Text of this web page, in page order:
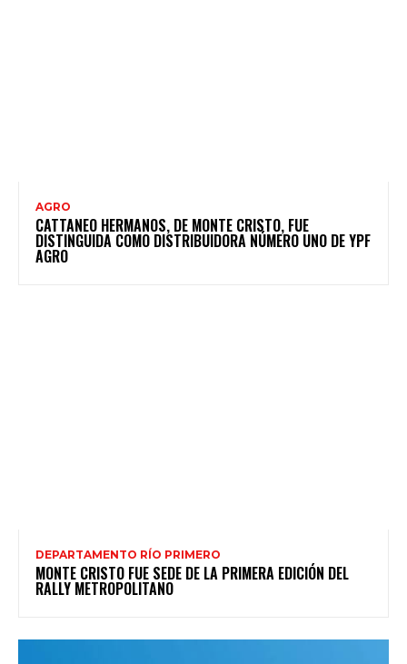
AGRO
CATTANEO HERMANOS, DE MONTE CRISTO, FUE
DISTINGUIDA COMO DISTRIBUIDORA NÚMERO UNO DE YPF
AGRO
DEPARTAMENTO RÍO PRIMERO
MONTE CRISTO FUE SEDE DE LA PRIMERA EDICIÓN DEL
RALLY METROPOLITANO